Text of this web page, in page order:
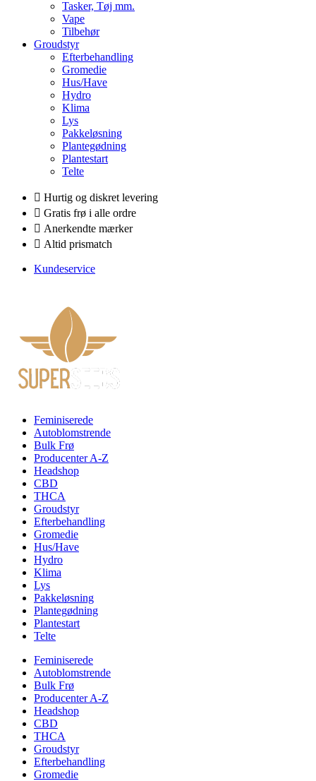
Tasker, Tøj mm.
Vape
Tilbehør
Groudstyr
Efterbehandling
Gromedie
Hus/Have
Hydro
Klima
Lys
Pakkeløsning
Plantegødning
Plantestart
Telte
Hurtig og diskret levering
Gratis frø i alle ordre
Anerkendte mærker
Altid prismatch
Kundeservice
Feminiserede
Autoblomstrende
Bulk Frø
Producenter A-Z
Headshop
CBD
THCA
Groudstyr
Efterbehandling
Gromedie
Hus/Have
Hydro
Klima
Lys
Pakkeløsning
Plantegødning
Plantestart
Telte
Feminiserede
Autoblomstrende
Bulk Frø
Producenter A-Z
Headshop
CBD
THCA
Groudstyr
Efterbehandling
Gromedie